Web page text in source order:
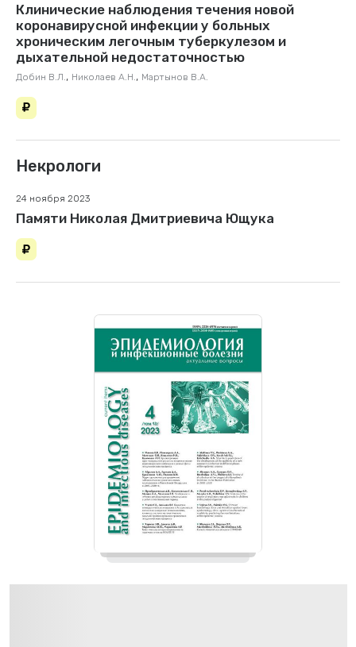
Клинические наблюдения течения новой
коронавирусной инфекции у больных
хроническим легочным туберкулезом и
дыхательной недостаточностью
Добин В.Л. , Николаев А.Н. , Мартынов В.А.
Некрологи
24 ноября 2023
Памяти Николая Дмитриевича Ющука